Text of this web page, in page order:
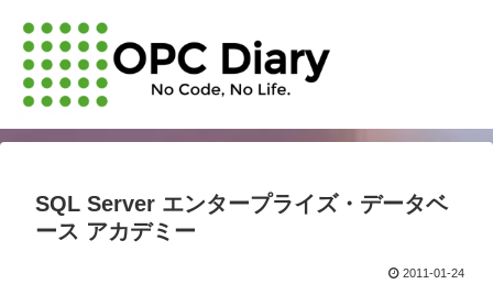
SQL Server エンタープライズ・データベ
ース アカデミー
2011-01-24